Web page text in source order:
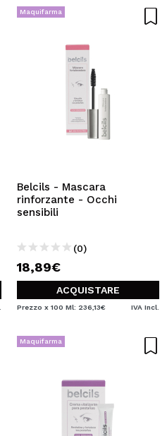
Maquifarma
Belcils - Mascara
rinforzante - Occhi
sensibili
(0)
18,89€
ACQUISTARE
Prezzo x 100 Ml: 236,13€ IVA Incl.
Maquifarma